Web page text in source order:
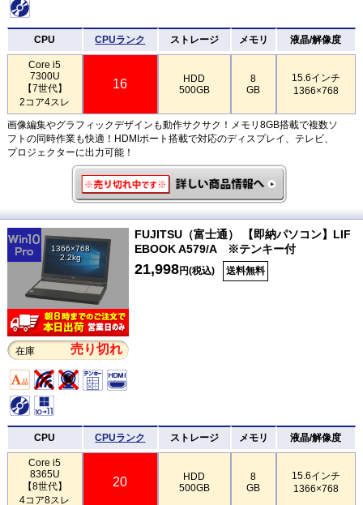
CPU CPUランク ストレージ メモリ 液晶/解像度
Core i5
7300U
【7世代】
2コア4スレ
16
HDD
500GB
8
GB
15.6インチ
1366×768
画像編集やグラフィックデザインも動作サクサク！メモリ8GB搭載で複数ソ
フトの同時作業も快適！HDMIポート搭載で対応のディスプレイ、テレビ、
プロジェクターに出力可能！
1366×768
2.2kg
在庫 売り切れ
FUJITSU（富士通） 【即納パソコン】LIF
EBOOK A579/A ※テンキー付
21,998円(税込) 送料無料
CPU CPUランク ストレージ メモリ 液晶/解像度
Core i5
8365U
【8世代】
4コア8スレ
20
HDD
500GB
8
GB
15.6インチ
1366×768